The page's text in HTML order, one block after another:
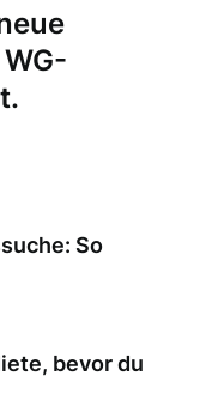
So
bevor du